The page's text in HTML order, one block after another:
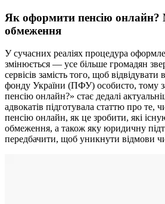
Як оформити пенсію онлайн?
обмеження
У сучасних реаліях процедура
змінюється — усе більше громадян
сервісів замість того, щоб відвідувати
фонду України (ПФУ) особисто, тому
пенсію онлайн?» стає дедалі
адвокатів підготувала статтю про
пенсію онлайн, як це зробити, які
обмеження, а також яку юридичну
передбачити, щоб уникнути відмови